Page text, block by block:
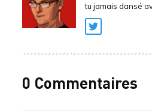
tu jamais dansé
Twitter
0 Commentaires